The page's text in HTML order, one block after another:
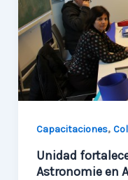
Capacitaciones,
Unidad
Astronomie en